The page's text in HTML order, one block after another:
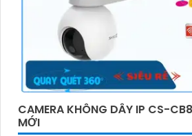
CAMERA KHÔNG DÂY IP CS-
MỚI